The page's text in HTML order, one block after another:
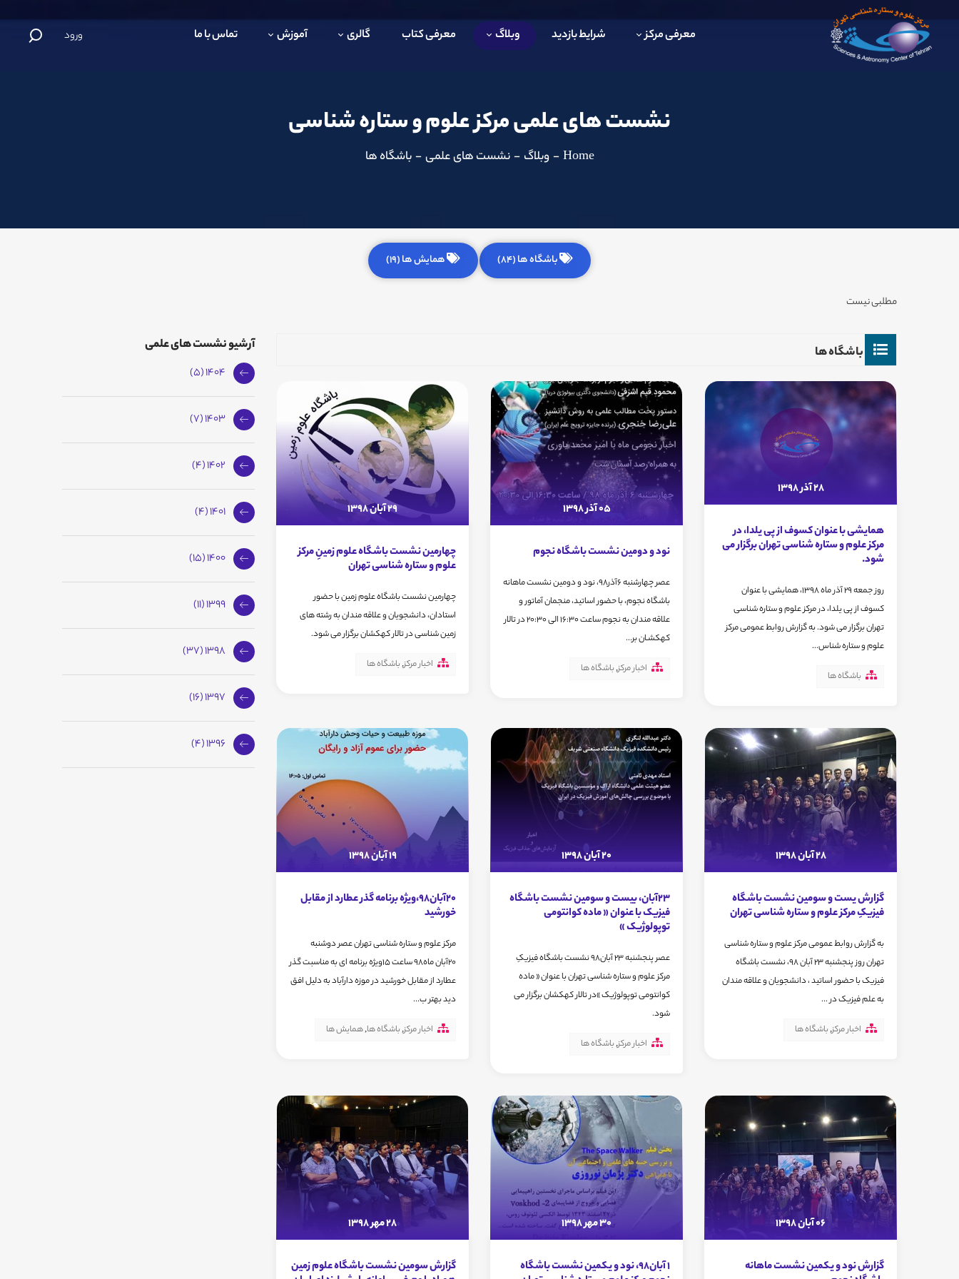
معرفی مرکز شرایط بازدید وبلاگ معرفی کتاب گالری آموزش تماس با ما ورود
نشست های علمی مرکز علوم و ستاره شناسی
Home
- وبلاگ - نشست های علمی - باشگاه ها
باشگاه ها (84) همایش ها (19)
مطلبی نیست
باشگاه ها
28 آذر 1398
همایشی با عنوان کسوف از پی یلدا، در
مرکز علوم و ستاره شناسی تهران برگزار می
شود.
روز جمعه 29 آذر ماه 1398، همایشی با عنوان
کسوف از پی یلدا، در مرکز علوم و ستاره شناسی
تهران برگزار می شود. به گزارش روابط عمومی مرکز
علوم و ستاره شناس...
باشگاه ها
05 آذر 1398
نود و دومین نشست باشگاه نجوم
عصر چهارشنبه 6آذر98، نود و دومین نشست ماهانه
باشگاه نجوم، با حضور اساتید، منجمان آماتور و
علاقه مندان به نجوم ساعت 16:30 الی 20:30 در تالار
کهکشـان بر...
اخبار مرکز,باشگاه ها
29 آبان 1398
چهارمین نشست باشگاه علوم زمینِ مرکز
علوم و ستاره شناسی تهران
چهارمین نشست باشگاه علوم زمین با حضور
استادان، ‌دانشجویان و علاقه مندان به رشته های
زمین شناسی در تالار کهکشان برگزار می شود.
اخبار مرکز,باشگاه ها
28 آبان 1398
گزارش یست و سومین نشست باشگاه
فیزیکِ مرکز علوم و ستاره شناسی تهران
به گزارش روابط عمومی مرکز علوم و ستاره شناسی
تهران روز پنجشنبه 23 آبان 98، نشست باشگاه
فیزیک با حضور اساتید ، دانشجویان و علاقه مندان
به علم فیزیک در ...
اخبار مرکز,باشگاه ها
20 آبان 1398
23آبان، بیست و سومین نشست باشگاه
فیزیک با عنوان « ماده کوانتومی
توپولوژیک »
عصر پنجشنبه 23 آبان98 نشست باشگاه فیزیکِ
مرکز علوم و ستاره شناسی تهران با عنوان « ماده
کوانتومی توپولوژیک »در تالار کهکشان برگزار می
شود.
اخبار مرکز,باشگاه ها
19 آبان 1398
20آبان98،ویژه برنامه گذر عطارد از مقابل
خورشید
مرکز علوم و ستاره شناسی تهران عصر دوشنبه
20آبان ماه98 ساعت 15ویژه برنامه ای به مناسبت گذر
عطارد از مقابل خورشید در موزه دارآباد به دلیل افق
دید بهتر ب...
اخبار مرکز,باشگاه ها,همایش ها
06 آبان 1398
گزارش نود و یکمین نشست ماهانه
30 مهر 1398
1 آبان98، نود و یکمین نشست باشگاه
28 مهر 1398
گزارش سومین نشست باشگاه علوم زمین
آرشیو نشست های علمی
1404 (5)
1403 (7)
1402 (4)
1401 (4)
1400 (15)
1399 (11)
1398 (37)
1397 (16)
1396 (4)